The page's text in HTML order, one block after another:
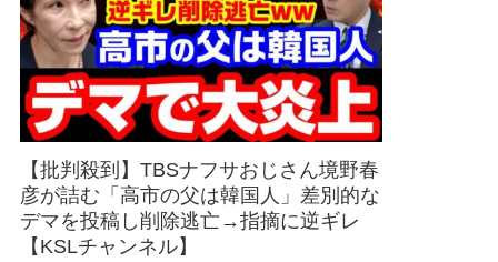
【批判殺到】TBSナフサおじさん境野春
彦が詰む「高市の父は韓国人」差別的な
デマを投稿し削除逃亡→指摘に逆ギレ
【KSLチャンネル】